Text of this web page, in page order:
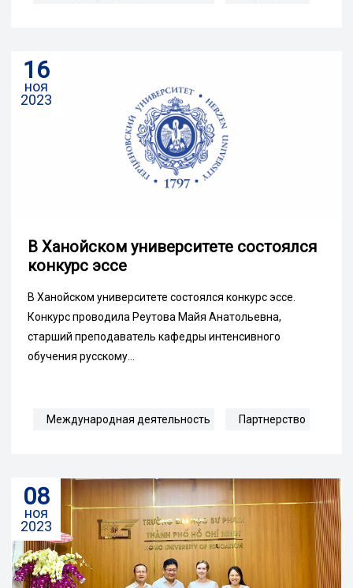
16
ноя
2023
В Ханойском университете состоялся
конкурс эссе
В Ханойском университете состоялся конкурс эссе.
Конкурс проводила Реутова Майя Анатольевна,
старший преподаватель кафедры интенсивного
обучения русскому...
Международная деятельность Партнерство
08
ноя
2023